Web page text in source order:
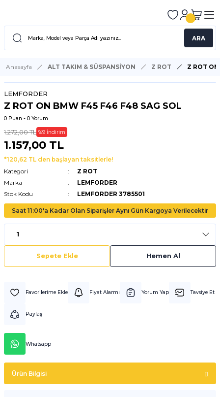
ARA
Anasayfa ALT TAKIM & SÜSPANSİYON Z ROT Z ROT
LEMFORDER
Z ROT ON BMW F45 F46 F48 SAG SOL
0 Puan - 0 Yorum
1.272,00 TL %9 İndirim
1.157,00 TL
*120,62 TL den başlayan taksitlerle!
Kategori
Z ROT
Marka
LEMFORDER
Stok Kodu
LEMFORDER 3785501
Saat 11:00'a Kadar Olan Siparişler Aynı Gün Kargoya Verilecektir
Sepete Ekle Hemen Al
Fiyat Alarmı Yorum Yap Tavsiye Et
Paylaş
Whatsapp
Ürün Bilgisi